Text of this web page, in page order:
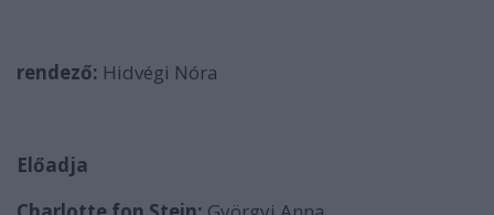
rendező: Hidvégi Nóra
Előadja